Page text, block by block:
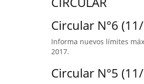
Circular N°6
Informa nuevos límites
2017.
Circular N°5